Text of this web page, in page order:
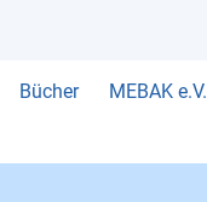
Bücher MEBAK e.V.